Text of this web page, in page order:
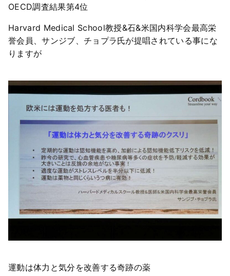
OECD調査結果第4位
Harvard Medical School教授&石&米国内科学会最高栄
誉会員、サンジブ、チョプラ氏が提唱されている事にな
りますが
運動は体力と気分を改善する奇跡の薬